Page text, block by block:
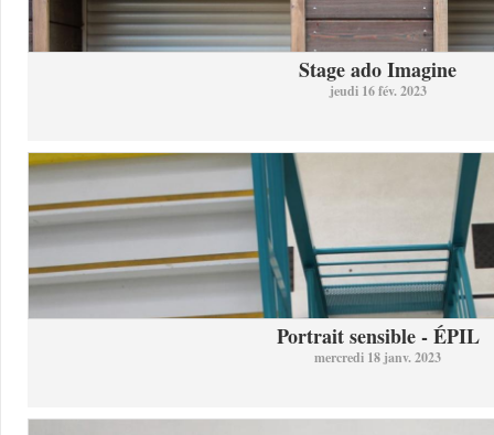
Stage ado Imagine
jeudi 16 fév. 2023
Portrait sensible - ÉPIL
mercredi 18 janv. 2023